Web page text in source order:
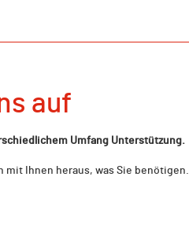
auf
Umfang Unterstützung.
mit Ihnen heraus, was Sie benötigen.